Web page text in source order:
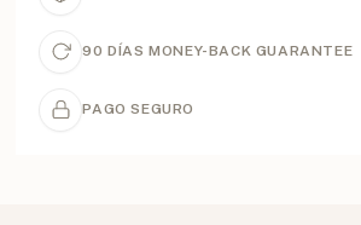
90 DÍAS MONEY-BACK GUARANTEE
PAGO SEGURO